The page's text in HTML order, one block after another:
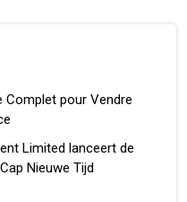
Complet pour Vendre
Limited lanceert de
Nieuwe Tijd